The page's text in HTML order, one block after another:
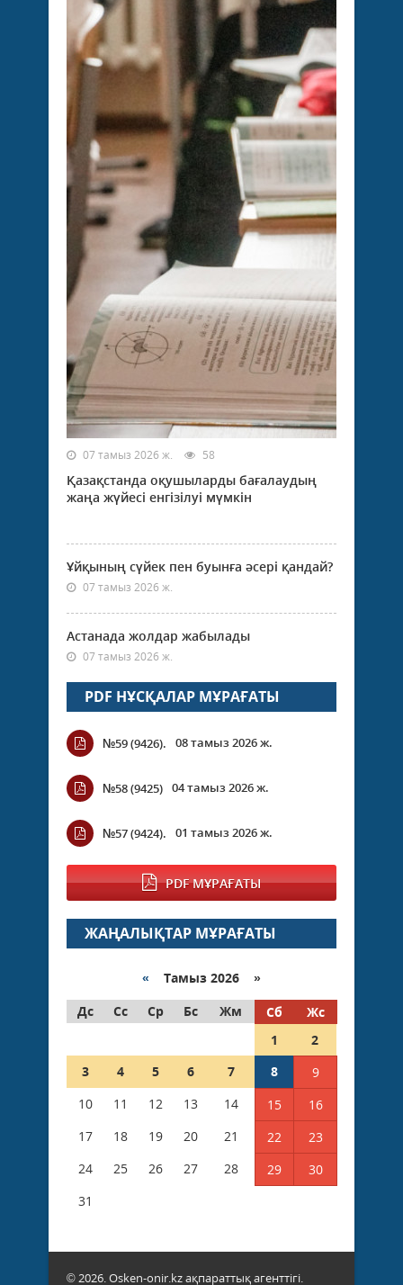
07 тамыз 2026 ж. 58
Қазақстанда оқушыларды бағалаудың
жаңа жүйесі енгізілуі мүмкін
Ұйқының сүйек пен буынға әсері қандай?
07 тамыз 2026 ж.
Астанада жолдар жабылады
07 тамыз 2026 ж.
PDF НҰСҚАЛАР МҰРАҒАТЫ
№59 (9426). 08 тамыз 2026 ж.
№58 (9425) 04 тамыз 2026 ж.
№57 (9424). 01 тамыз 2026 ж.
PDF МҰРАҒАТЫ
ЖАҢАЛЫҚТАР МҰРАҒАТЫ
« Тамыз 2026 »
Дс
Сс Ср Бс Жм Сб
Жс
1
2
3
4 5 6 7 8
9
10
11 12 13 14 15
16
17
18 19 20 21 22
23
24
25 26 27 28 29
30
31
© 2026. Osken-onir.kz ақпараттық агенттігі.